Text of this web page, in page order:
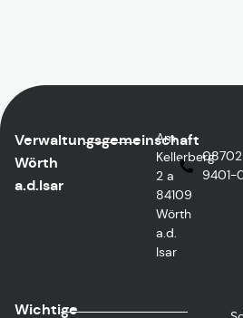
Verwaltungsgemeinschaft
Wörth
a.d.Isar
Am
Kellerberg
2 a
84109
Wörth
a.d.
Isar
08702
9401-
Wichtige